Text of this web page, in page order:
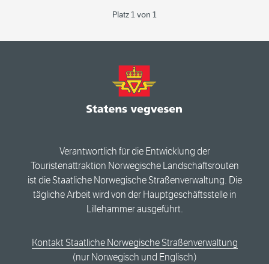
Platz 1 von 1
Verantwortlich für die Entwicklung der
Touristenattraktion Norwegische Landschaftsrouten
ist die Staatliche Norwegische Straßenverwaltung. Die
tägliche Arbeit wird von der Hauptgeschäftsstelle in
Lillehammer ausgeführt.
Kontakt Staatliche Norwegische Straßenverwaltung
(nur Norwegisch und Englisch)